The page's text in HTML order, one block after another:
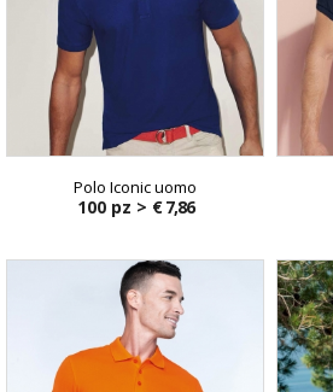
Polo Iconic uomo
100 pz > € 7,86